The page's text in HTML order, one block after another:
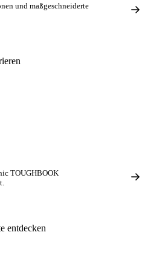
und maßgeschneiderte
TOUGHBOOK
entdecken